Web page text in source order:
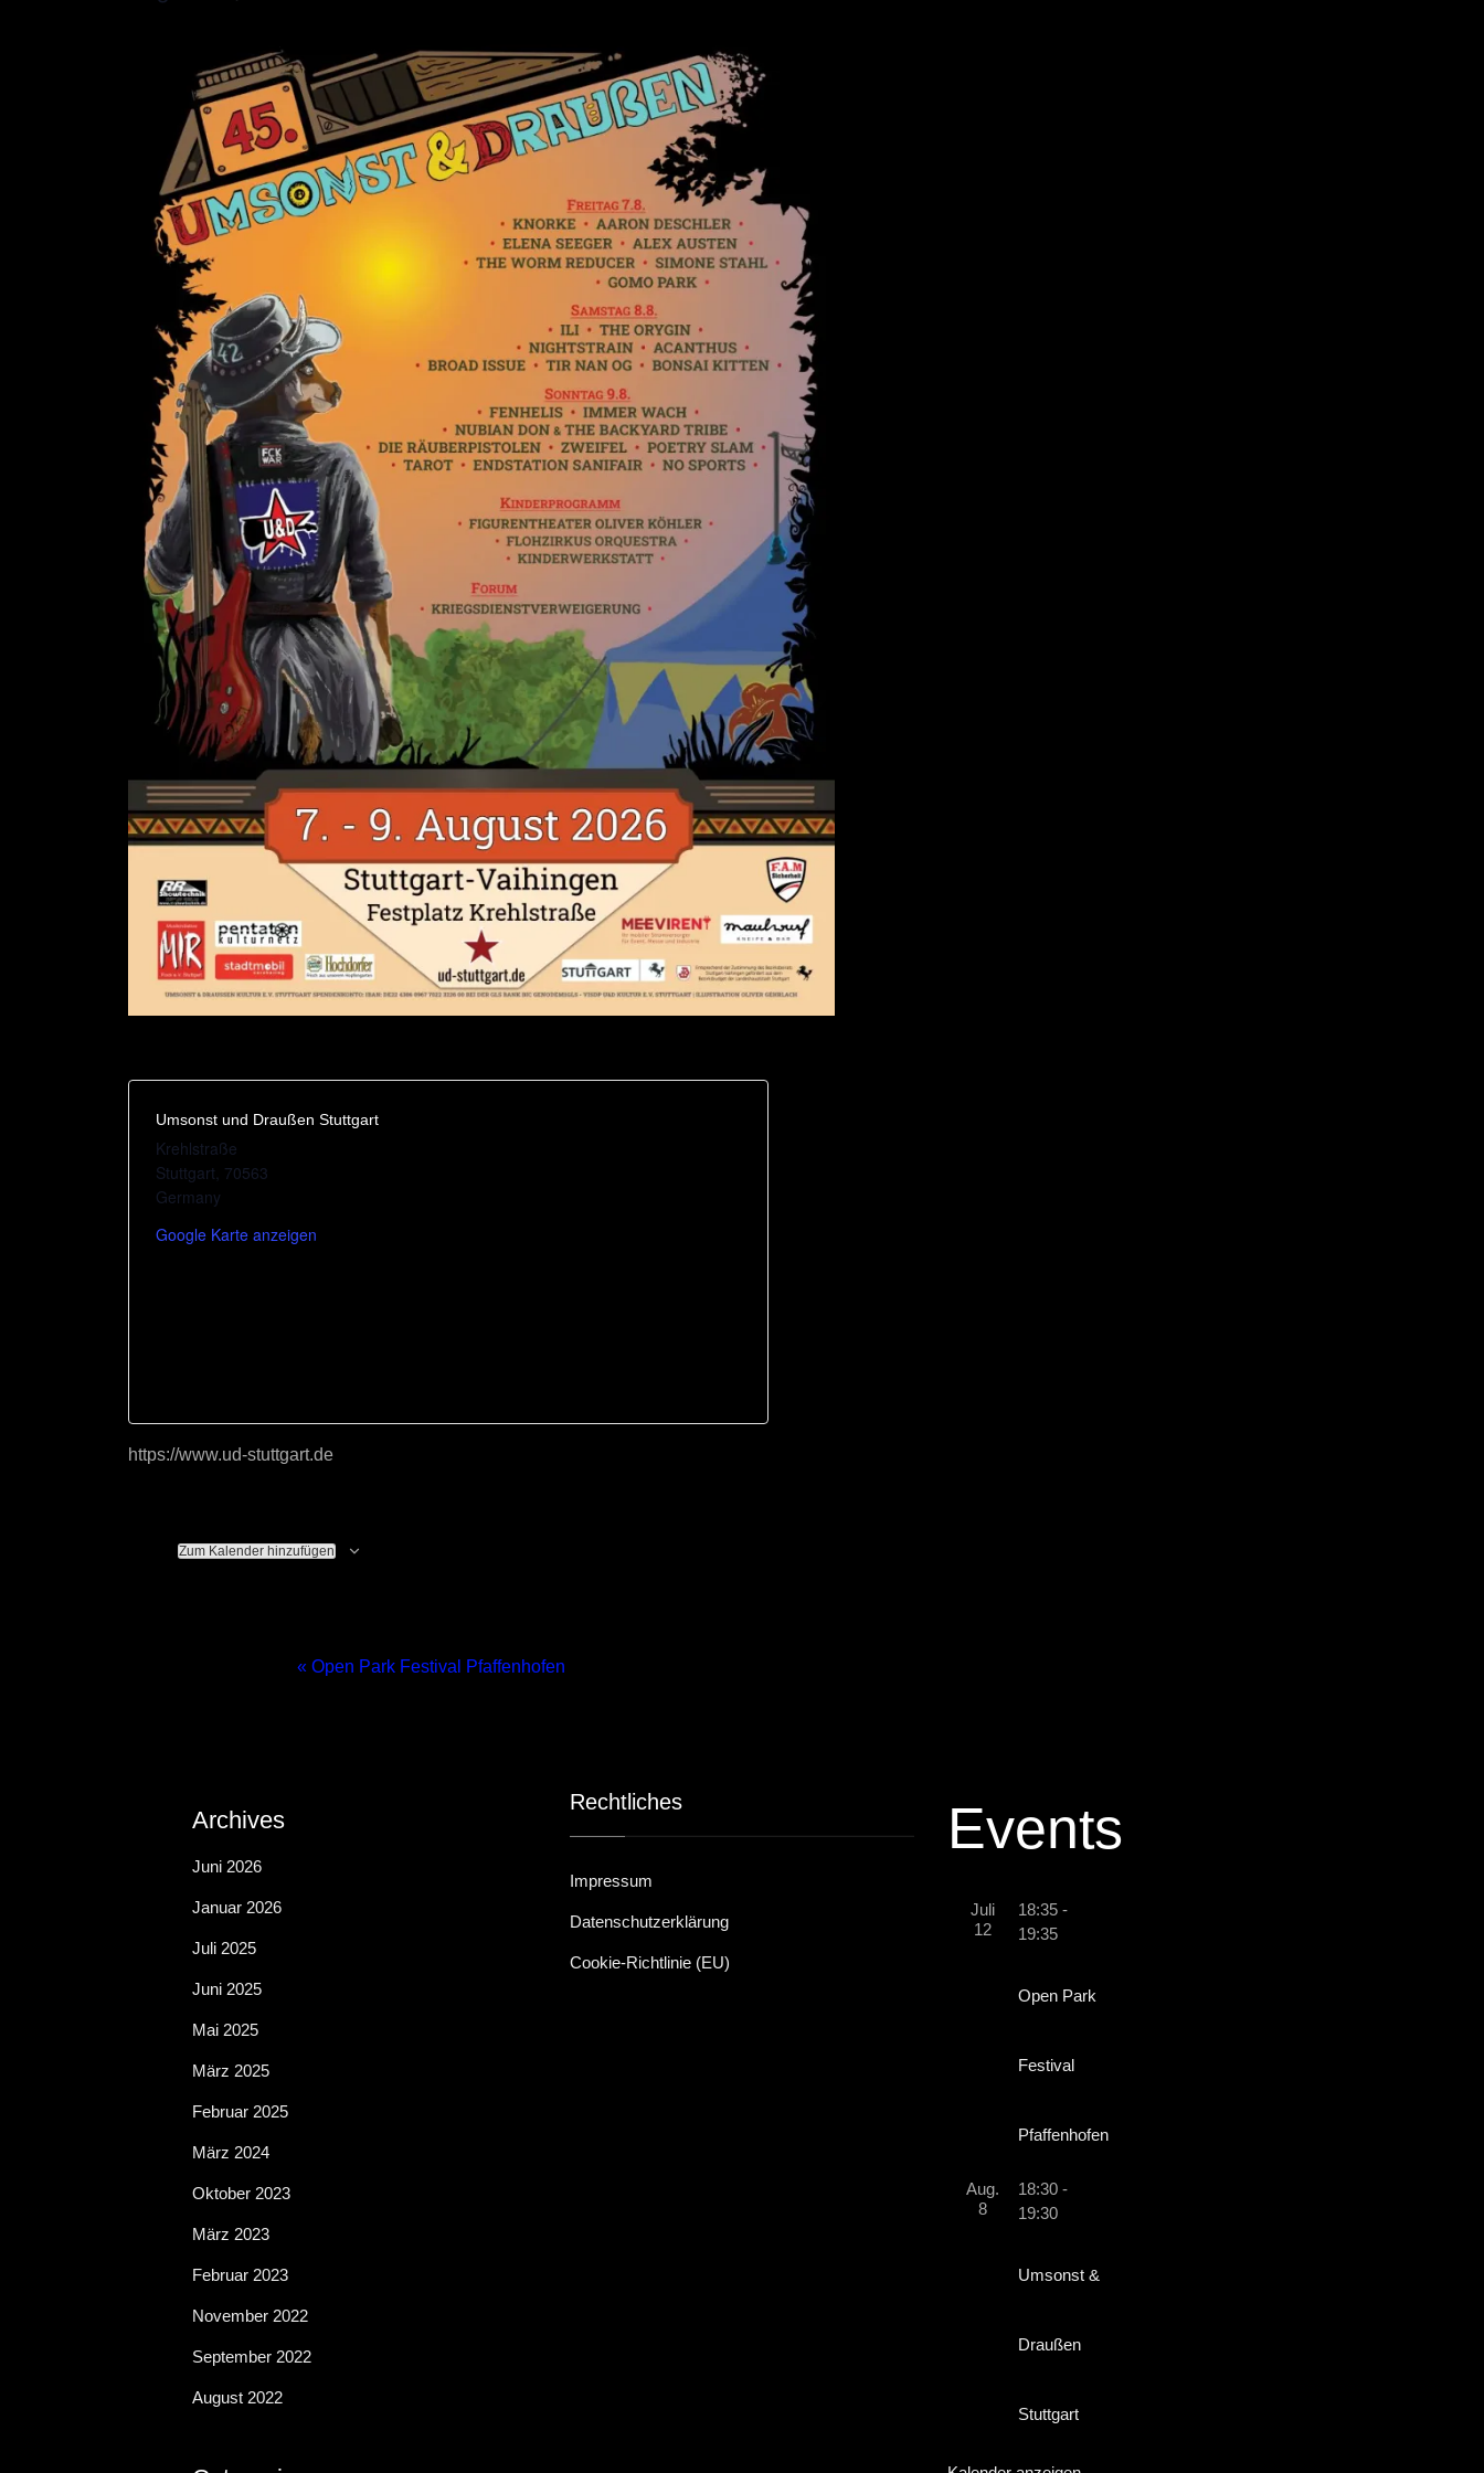
Umsonst und Draußen Stuttgart
Krehlstraße
Stuttgart, 70563
Germany
Google Karte anzeigen
https://www.ud-stuttgart.de
Zum Kalender hinzufügen
« Open Park Festival Pfaffenhofen
Archives
Juni 2026
Januar 2026
Juli 2025
Juni 2025
Mai 2025
März 2025
Februar 2025
März 2024
Oktober 2023
März 2023
Februar 2023
November 2022
September 2022
August 2022
Rechtliches
Impressum
Datenschutzerklärung
Cookie-Richtlinie (EU)
Events
Juli
12
18:35-
19:35
Open Park
Festival
Pfaffenhofen
Aug.
8
18:30-
19:30
Umsonst &
Draußen
Stuttgart